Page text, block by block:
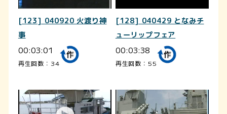
[123] 040920 火渡り神
事
00:03:01
再生回数：34
[128] 040429 となみチ
ューリップフェア
00:03:38
再生回数：55